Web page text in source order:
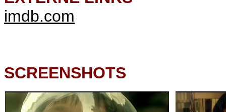
imdb.com
SCREENSHOTS